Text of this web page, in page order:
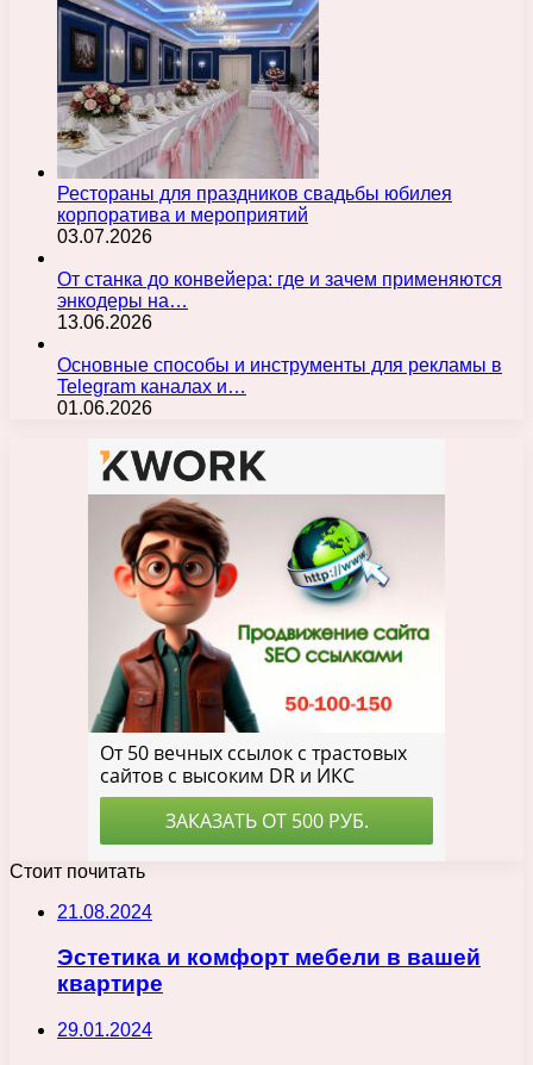
Рестораны для праздников свадьбы юбилея
корпоратива и мероприятий
03.07.2026
От станка до конвейера: где и зачем применяются
энкодеры на…
13.06.2026
Основные способы и инструменты для рекламы в
Telegram каналах и…
01.06.2026
Стоит почитать
21.08.2024
Эстетика и комфорт мебели в вашей
квартире
29.01.2024